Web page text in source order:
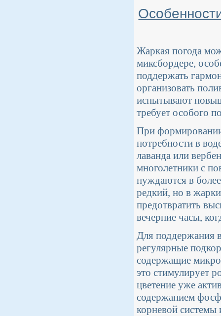
Жаркая погода
миксбордере,
поддержать
организовать
испытывают
требует особого
При
потребности в
лаванда или
многолетники с
нуждаются в
редкий, но в
предотвратить
вечерние часы,
Для поддержания
регулярные
содержащие
это стимулирует
цветение уже
содержанием
корневой